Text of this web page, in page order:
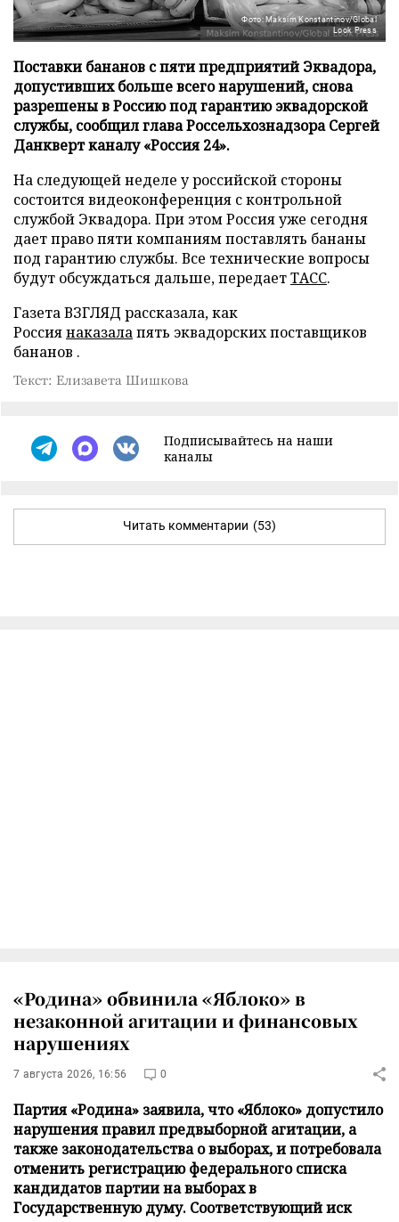
Фото: Maksim Konstantinov/Global
Look Press
Поставки бананов с пяти предприятий Эквадора,
допустивших больше всего нарушений, снова
разрешены в Россию под гарантию эквадорской
службы, сообщил глава Россельхознадзора Сергей
Данкверт каналу «Россия 24».
На следующей неделе у российской стороны
состоится видеоконференция с контрольной
службой Эквадора. При этом Россия уже сегодня
дает право пяти компаниям поставлять бананы
под гарантию службы. Все технические вопросы
будут обсуждаться дальше, передаетТАСС.
Газета ВЗГЛЯД рассказала, как
Россиянаказалапять эквадорских поставщиков
бананов .
Текст: Елизавета Шишкова
Подписывайтесь на наши
каналы
Читать комментарии (53)
«Родина» обвинила «Яблоко» в
незаконной агитации и финансовых
нарушениях
7 августа 2026, 16:56 0
Партия «Родина» заявила, что «Яблоко» допустило
нарушения правил предвыборной агитации, а
также законодательства о выборах, и потребовала
отменить регистрацию федерального списка
кандидатов партии на выборах в
Государственную думу. Соответствующий иск